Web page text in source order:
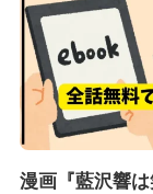
漫画『藍沢響